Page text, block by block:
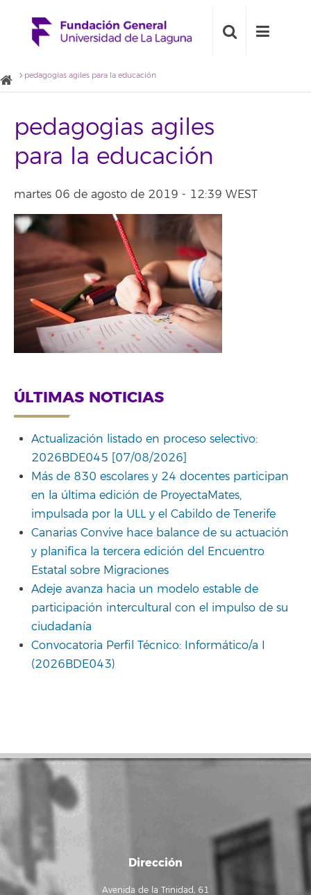
pedagogias agiles para la educación
pedagogias agiles
para la educación
martes 06 de agosto de 2019 - 12:39 WEST
ÚLTIMAS NOTICIAS
Actualización listado en proceso selectivo:
2026BDE045 [07/08/2026]
Más de 830 escolares y 24 docentes participan
en la última edición de ProyectaMates,
impulsada por la ULL y el Cabildo de Tenerife
Canarias Convive hace balance de su actuación
y planifica la tercera edición del Encuentro
Estatal sobre Migraciones
Adeje avanza hacia un modelo estable de
participación intercultural con el impulso de su
ciudadanía
Convocatoria Perfil Técnico: Informático/a I
(2026BDE043)
Dirección
Avenida de la Trinidad, 61